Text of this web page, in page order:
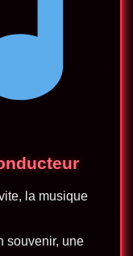
la musique
souvenir, une